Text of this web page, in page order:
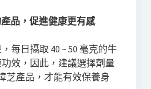
品，促進健康更有感
每日攝取 40 ~ 50 毫克的牛
效，因此，建議選擇劑量
芝產品，才能有效保養身